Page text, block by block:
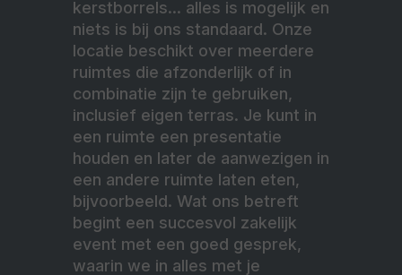
kerstborrels… alles is mogelijk en
niets is bij ons standaard. Onze
locatie beschikt over meerdere
ruimtes die afzonderlijk of in
combinatie zijn te gebruiken,
inclusief eigen terras. Je kunt in
een ruimte een presentatie
houden en later de aanwezigen in
een andere ruimte laten eten,
bijvoorbeeld. Wat ons betreft
begint een succesvol zakelijk
event met een goed gesprek,
waarin we in alles met je